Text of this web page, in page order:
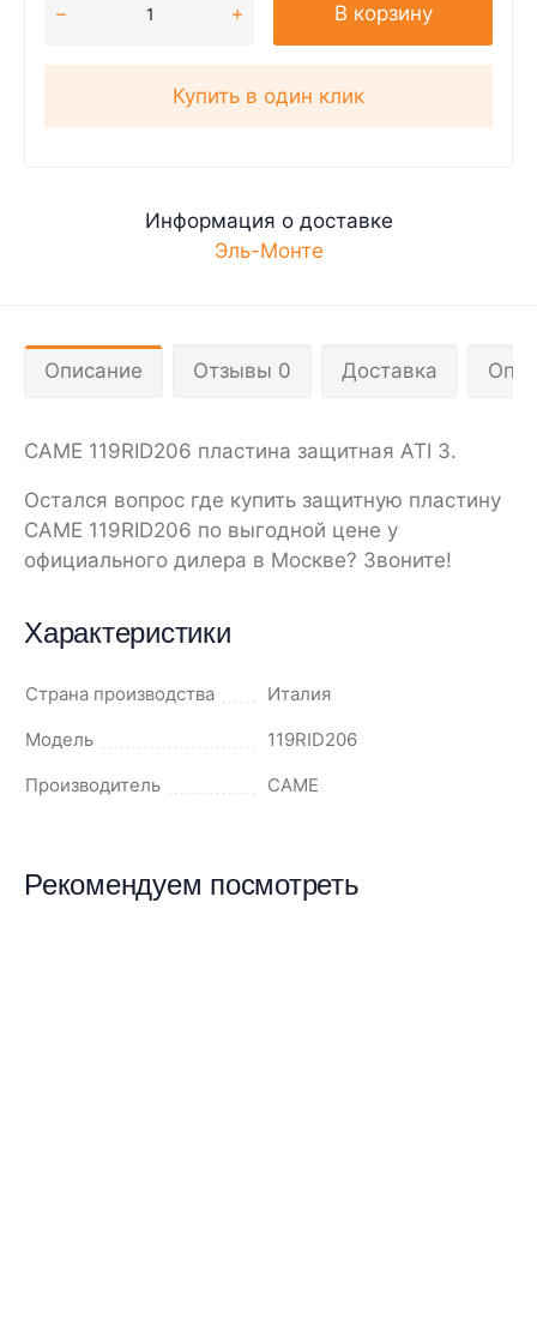
В корзину
Купить в один клик
Информация о доставке
Эль-Монте
Описание Отзывы 0 Доставка
CAME 119RID206 пластина защитная ATI 3.
Остался вопрос где купить защитную пластину
CAME 119RID206 по выгодной цене у
официального дилера в Москве? Звоните!
Характеристики
Страна производства
Италия
Модель
119RID206
Производитель
CAME
Рекомендуем посмотреть